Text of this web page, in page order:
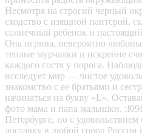
Несмотря на строгий черный
сходство с изящной пантерой,
солнечный ребенок и
Она игрива, невероятно
теплые мурчалки и искренне
каждого гостя у порога.
исследует мир — чистое
знакомство с ее братьями и
начинаться на букву «L».
фото мама и папа малышки.
Петербурге, но с
доставку в любой город России